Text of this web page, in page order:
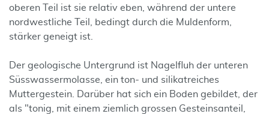
oberen Teil ist sie relativ eben, während der untere
nordwestliche Teil, bedingt durch die Muldenform,
stärker geneigt ist.
Der geologische Untergrund ist Nagelfluh der unteren
Süsswassermolasse, ein ton- und silikatreiches
Muttergestein. Darüber hat sich ein Boden gebildet, der
als "tonig, mit einem ziemlich grossen Gesteinsanteil,